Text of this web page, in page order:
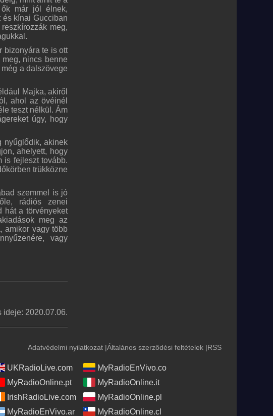
ők már jól élnek,
és kínai Gucciban
meg,
bizonyára te is ott
nincs benne
a dalszövege
Majka, akiről
ahol az övéinél
teszt nélkül. Ám
úgy, hogy
nyűglődik, akinek
ahelyett, hogy
is fejleszt tovább.
trükközne
szemmel is jó
rádiós zenei
hát a törvényeket
meg az
amikor vagy több
vagy
ideje: 2020.07.06.
Adatvédelmi nyilatkozat |Általános szerződési feltételek |RSS
UKRadioLive.com
MyRadioEnVivo.co
MyRadioOnline.pt
MyRadioOnline.it
IrishRadioLive.com
MyRadioOnline.pl
MyRadioEnVivo.ar MyRadioOnline.cl